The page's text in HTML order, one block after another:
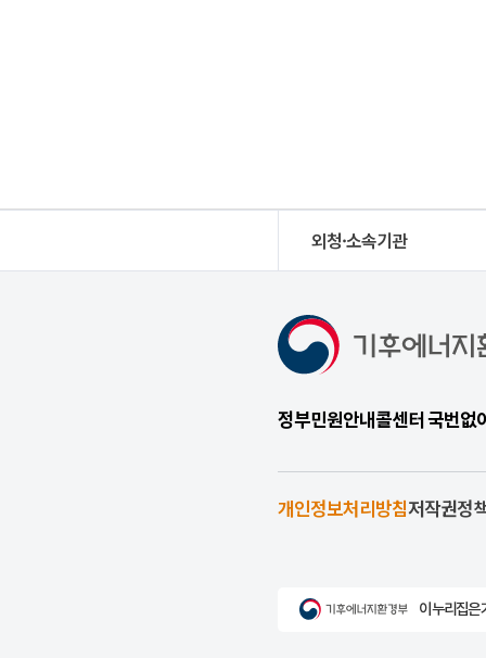
외청·소속기관
정부민원안내콜센터 국번
개인정보처리방침저작권정
이 누리집은